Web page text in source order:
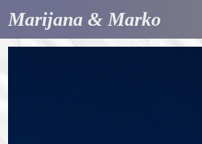
Marijana & Marko